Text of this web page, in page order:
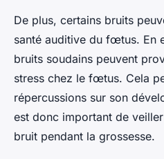
De plus, certains bruits
santé auditive du fœtus. En
bruits soudains peuvent
stress chez le fœtus. Cela
répercussions sur son
est donc important de
bruit pendant la grossesse.